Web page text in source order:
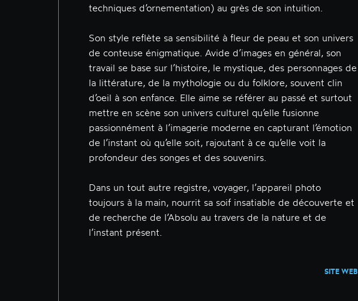
techniques d’ornementation) au grès de son intuition.
Son style reflète sa sensibilité à fleur de peau et son univers
de conteuse énigmatique. Avide d’images en général, son
travail se base sur l’histoire, le mystique, des personnages de
la littérature, de la mythologie ou du folklore, souvent clin
d’oeil à son enfance. Elle aime se référer au passé et surtout
mettre en scène son univers culturel qu’elle fusionne
passionnément à l’imagerie moderne en capturant l’émotion
de l’instant où qu’elle soit, rajoutant à ce qu’elle voit la
profondeur des songes et des souvenirs.
Dans un tout autre registre, voyager, l’appareil photo
toujours à la main, nourrit sa soif insatiable de découverte et
de recherche de l’Absolu au travers de la nature et de
l’instant présent.
SITE WEB